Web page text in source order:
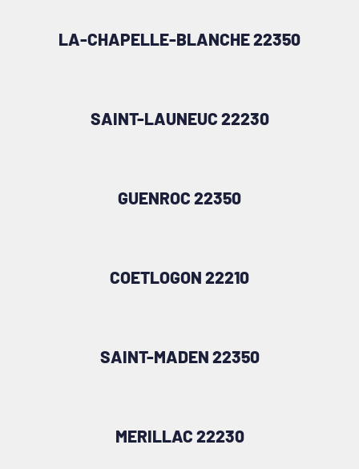
LA-CHAPELLE-BLANCHE 22350
SAINT-LAUNEUC 22230
GUENROC 22350
COETLOGON 22210
SAINT-MADEN 22350
MERILLAC 22230